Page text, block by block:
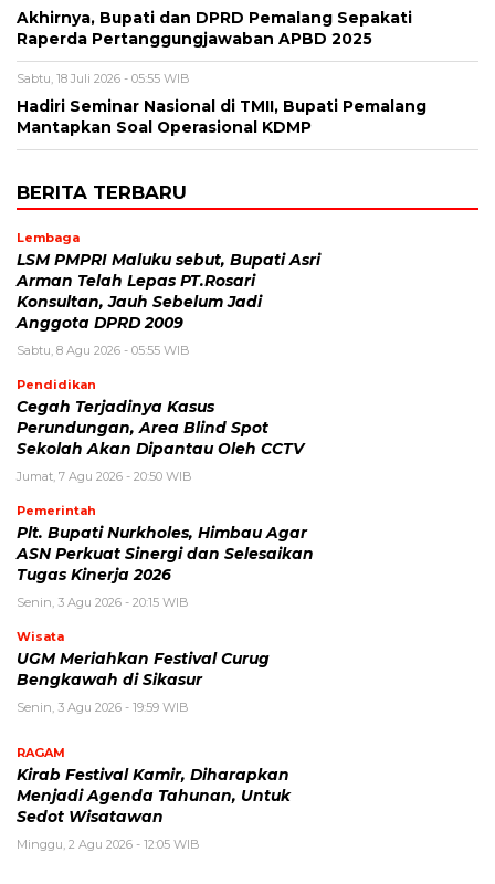
Akhirnya, Bupati dan DPRD Pemalang Sepakati
Raperda Pertanggungjawaban APBD 2025
Sabtu, 18 Juli 2026 - 05:55 WIB
Hadiri Seminar Nasional di TMII, Bupati Pemalang
Mantapkan Soal Operasional KDMP
BERITA TERBARU
Lembaga
LSM PMPRI Maluku sebut, Bupati Asri
Arman Telah Lepas PT.Rosari
Konsultan, Jauh Sebelum Jadi
Anggota DPRD 2009
Sabtu, 8 Agu 2026 - 05:55 WIB
Pendidikan
Cegah Terjadinya Kasus
Perundungan, Area Blind Spot
Sekolah Akan Dipantau Oleh CCTV
Jumat, 7 Agu 2026 - 20:50 WIB
Pemerintah
Plt. Bupati Nurkholes, Himbau Agar
ASN Perkuat Sinergi dan Selesaikan
Tugas Kinerja 2026
Senin, 3 Agu 2026 - 20:15 WIB
Wisata
UGM Meriahkan Festival Curug
Bengkawah di Sikasur
Senin, 3 Agu 2026 - 19:59 WIB
RAGAM
Kirab Festival Kamir, Diharapkan
Menjadi Agenda Tahunan, Untuk
Sedot Wisatawan
Minggu, 2 Agu 2026 - 12:05 WIB